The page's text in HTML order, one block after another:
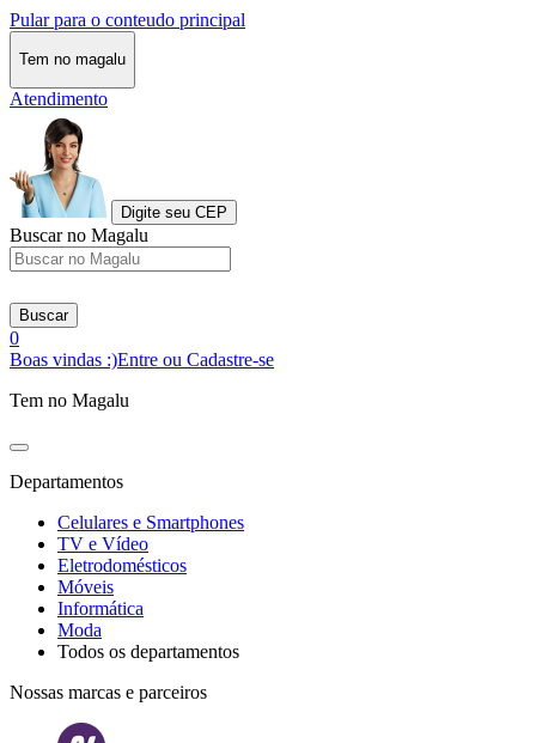
Pular para o conteudo principal
Tem no magalu
Atendimento
Digite seu CEP
Buscar no Magalu
Buscar
0
Boas vindas :)Entre ou Cadastre-se
Tem no Magalu
Departamentos
Celulares e Smartphones
TV e Vídeo
Eletrodomésticos
Móveis
Informática
Moda
Todos os departamentos
Nossas marcas e parceiros